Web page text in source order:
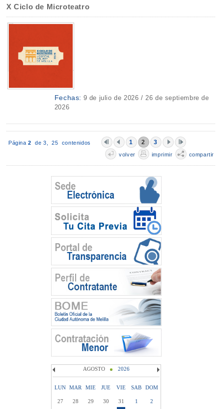
X Ciclo de Microteatro
Fechas: 9 de julio de 2026 / 26 de septiembre de
2026
Página 2 de 3,25 contenidos 1 2 3
volver imprimir compartir
AGOSTO 2026
LUN MAR MIE JUE VIE SAB DOM
27 28 29 30 31 1
2